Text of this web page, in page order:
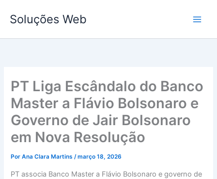
para
conteúdo
Soluções Web
PT Liga Escândalo do Banco
Master a Flávio Bolsonaro e
Governo de Jair Bolsonaro
em Nova Resolução
PorAna Clara Martins/março 18, 2026
PT associa Banco Master a Flávio Bolsonaro e governo de